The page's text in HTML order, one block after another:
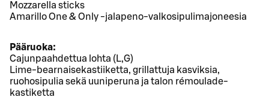
Mozzarella sticks
Amarillo One & Only -jalapeno-valkosipulimajoneesia
Pääruoka:
Cajunpaahdettua lohta (L,G)
Lime-bearnaisekastiiketta, grillattuja kasviksia,
ruohosipulia sekä uuniperuna ja talon rémoulade-
kastiketta